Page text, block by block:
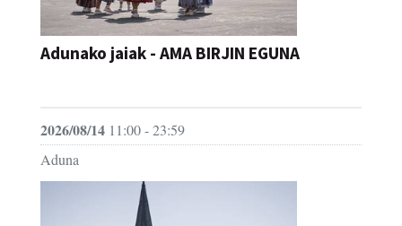
Adunako jaiak - AMA BIRJIN EGUNA
2026/08/14 11:00 - 23:59
Aduna